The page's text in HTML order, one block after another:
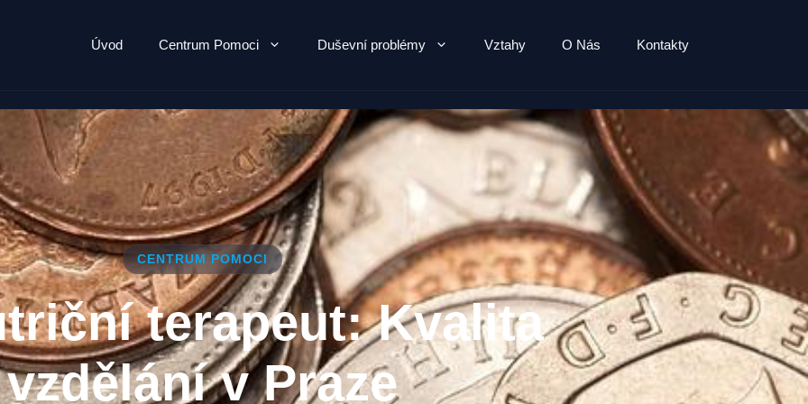
Úvod Centrum Pomoci Duševní problémy Vztahy O Nás Kontakty
CENTRUM POMOCI
terapeut: Kvalita
vzdělání v Praze